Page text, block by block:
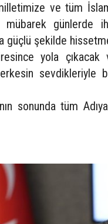
milletimize ve tüm
günlerde
güçlü şekilde
yola
sonunda tüm